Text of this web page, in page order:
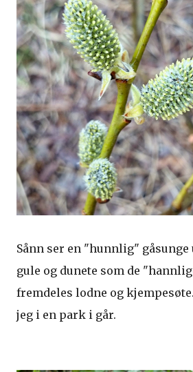
Sånn ser en "hunnlig"
gule og dunete som de
fremdeles lodne og
jeg i en park i går.